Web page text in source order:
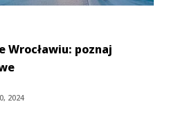
Wrocławiu: poznaj
2024